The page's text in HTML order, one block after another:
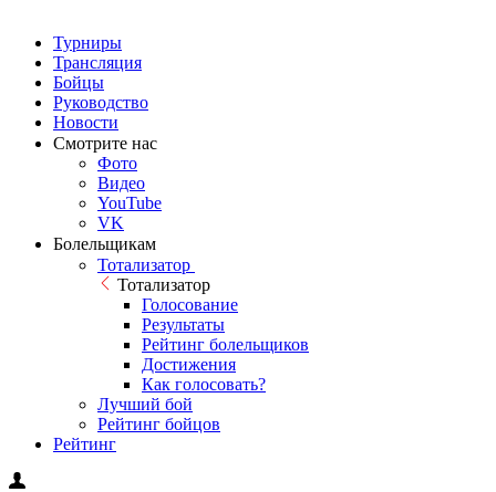
Турниры
Трансляция
Бойцы
Руководство
Новости
Смотрите нас
Фото
Видео
YouTube
VK
Болельщикам
Тотализатор
Тотализатор
Голосование
Результаты
Рейтинг болельщиков
Достижения
Как голосовать?
Лучший бой
Рейтинг бойцов
Рейтинг